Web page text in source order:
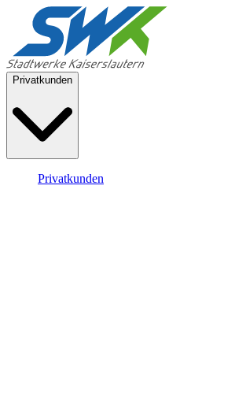
Privatkunden
Privatkunden